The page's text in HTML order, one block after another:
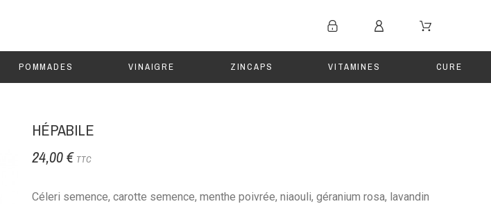
POMMADES VINAIGRE ZINCAPS VITAMINES CURE
HÉPABILE
24,00 € TTC
Céleri semence, carotte semence, menthe poivrée, niaouli, géranium rosa, lavandin